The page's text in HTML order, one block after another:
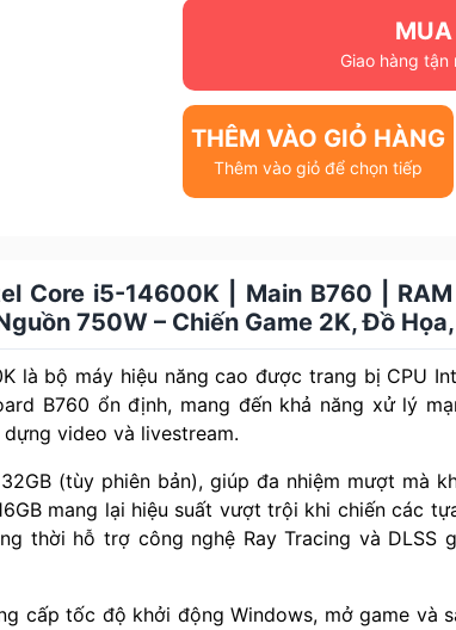
Giao hàng tận
THÊM VÀO GIỎ HÀNG
Thêm vào giỏ để chọn tiếp
Core i5-14600K | Main B760 |
750W – Chiến Game 2K, Đồ
là bộ máy hiệu năng cao được trang bị CPU
B760 ổn định, mang đến khả năng xử lý
video và livestream.
(tùy phiên bản), giúp đa nhiệm mượt mà
mang lại hiệu suất vượt trội khi chiến các
thời hỗ trợ công nghệ Ray Tracing và DLSS
cấp tốc độ khởi động Windows, mở game và